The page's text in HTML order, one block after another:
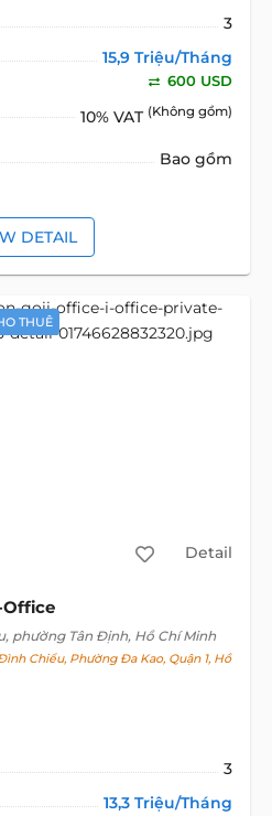
3
15,9 Triệu/Tháng
600 USD
10% VAT (Không gồm)
Bao gồm
DETAIL
THUÊ
Detail
Office
, phường Tân Định, Hồ Chí Minh
Chiểu, Phường Đa Kao, Quận 1, Hồ
3
13,3 Triệu/Tháng